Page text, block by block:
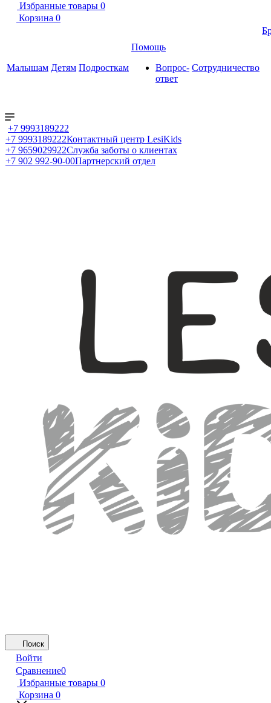
Избранные товары 0
Корзина 0
Малышам Детям Подросткам
Помощь
Вопрос-
ответ
Сотрудничество
+7 9993189222
+7 9993189222Контактный центр LesiKids
+7 9659029922Служба заботы о клиентах
+7 902 992-90-00Партнерский отдел
Поиск
Войти
Сравнение0
Избранные товары 0
Корзина 0